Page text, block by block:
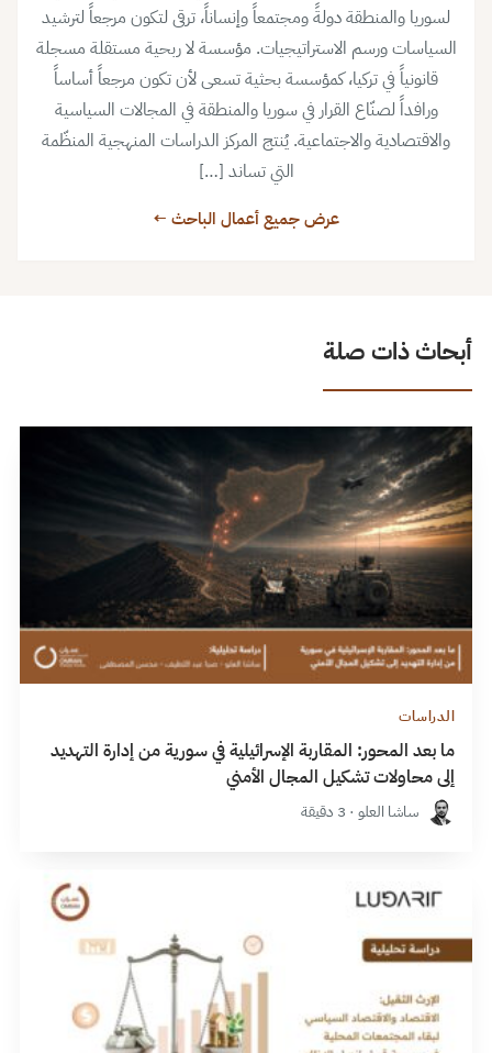
لسوريا والمنطقة دولةً ومجتمعاً وإنساناً، ترقى لتكون مرجعاً لترشيد
السياسات ورسم الاستراتيجيات. مؤسسة لا ربحية مستقلة مسجلة
قانونياً في تركيا، كمؤسسة بحثية تسعى لأن تكون مرجعاً أساساً
ورافداً لصنّاع القرار في سوريا والمنطقة في المجالات السياسية
والاقتصادية والاجتماعية. يُنتج المركز الدراسات المنهجية المنظّمة
التي تساند […]
عرض جميع أعمال الباحث ←
أبحاث ذات صلة
الدراسات
ما بعد المحور: المقاربة الإسرائيلية في سورية من إدارة التهديد
إلى محاولات تشكيل المجال الأمني
ساشا العلو · 3 دقيقة